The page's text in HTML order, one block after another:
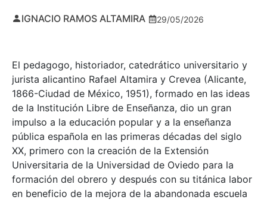
IGNACIO RAMOS ALTAMIRA 29/05/2026
El pedagogo, historiador, catedrático universitario y
jurista alicantino Rafael Altamira y Crevea (Alicante,
1866-Ciudad de México, 1951), formado en las ideas
de la Institución Libre de Enseñanza, dio un gran
impulso a la educación popular y a la enseñanza
pública española en las primeras décadas del siglo
XX, primero con la creación de la Extensión
Universitaria de la Universidad de Oviedo para la
formación del obrero y después con su titánica labor
en beneficio de la mejora de la abandonada escuela